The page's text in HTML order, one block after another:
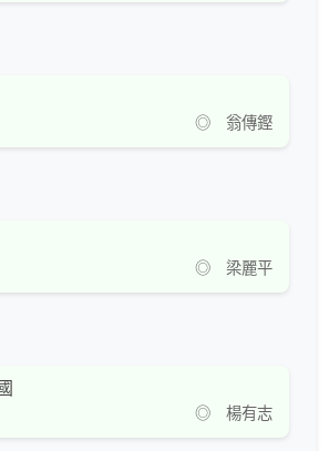
◎ 翁傳鏗
◎ 梁麗平
◎ 楊有志